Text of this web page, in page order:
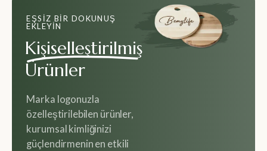
EŞSIZ BIR DOKUNUŞ
EKLEYIN
Kişiselleştirilmiş
Ürünler
Marka logonuzla
özelleştirilebilen ürünler,
kurumsal kimliğinizi
güçlendirmenin en etkili